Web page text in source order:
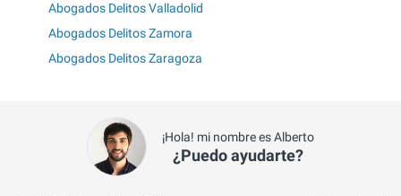
Abogados Delitos Valladolid
Abogados Delitos Zamora
Abogados Delitos Zaragoza
¡Hola! mi nombre es Alberto
¿Puedo ayudarte?